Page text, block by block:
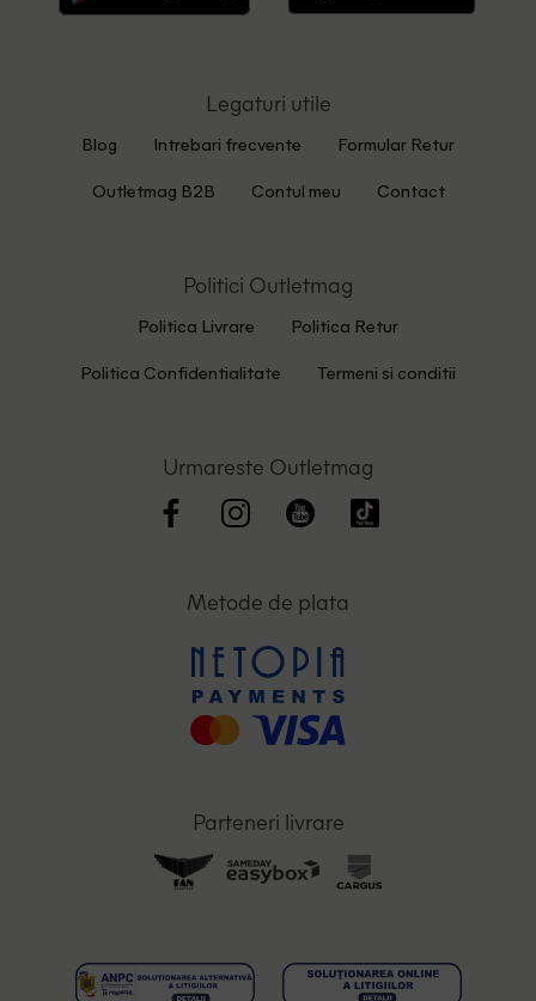
Legaturi utile
Blog Intrebari frecvente Formular Retur
Outletmag B2B Contul meu Contact
Politici Outletmag
Politica Livrare Politica Retur
Politica Confidentialitate Termeni si conditii
Urmareste Outletmag
Metode de plata
Parteneri livrare